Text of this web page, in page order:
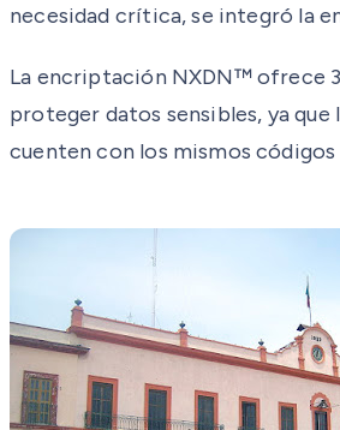
necesidad crítica, se integró la
La encriptación NXDN™ ofrece
proteger datos sensibles, ya
cuenten con los mismos